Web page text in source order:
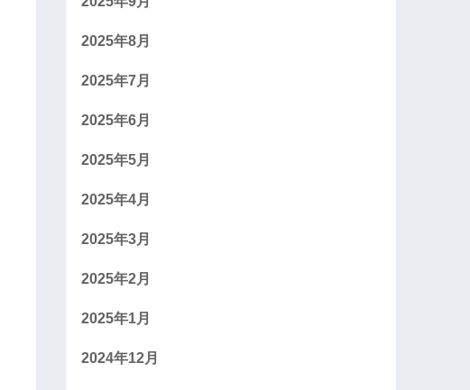
2025年8月
2025年7月
2025年6月
2025年5月
2025年4月
2025年3月
2025年2月
2025年1月
2024年12月